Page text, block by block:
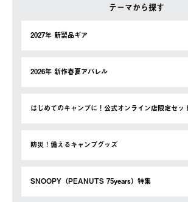
テーマから探す
2027年 新製品ギア
2026年 新作春夏アパレル
はじめてのキャンプに！公式オンライン店限定セッ
防災！備えるキャンプグッズ
SNOOPY（PEANUTS 75years）特集